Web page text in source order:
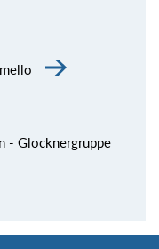
- Glocknergruppe